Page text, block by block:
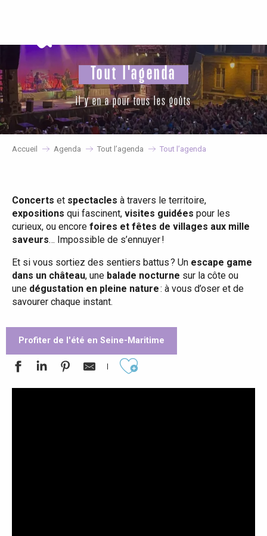
principal
Tout l'agenda
il y en a pour tous les goûts
Accueil Agenda Tout l’agenda Tout l’agenda
Concerts et spectacles à travers le territoire,
expositions qui fascinent, visites guidées pour les
curieux, ou encore foires et fêtes de villages aux mille
saveurs… Impossible de s’ennuyer !
Et si vous sortiez des sentiers battus ? Un escape game
dans un château, une balade nocturne sur la côte ou
une dégustation en pleine nature: à vous d’oser et de
savourer chaque instant.
Profiter de l'été en Seine-Maritime
Ajouter aux favoris